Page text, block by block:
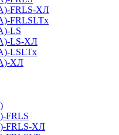
FRLS-ХЛ
FRLSLTx
LS
LS-ХЛ
LSLTx
ХЛ
FRLS
FRLS-ХЛ